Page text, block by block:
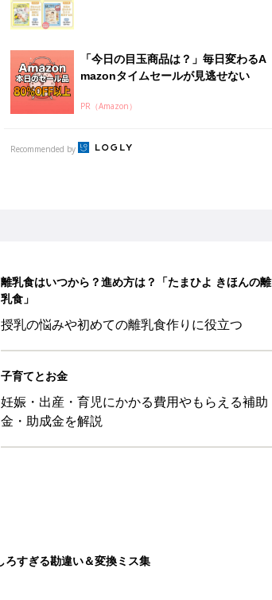
「今日の目玉商品は？」毎日変わるA
mazonタイムセールが見逃せない
PR（Amazon）
Recommended by
離乳食はいつから？進め方は？「たまひよ きほんの離
乳食」
授乳の悩みや初めての離乳食作りに役立つ
子育てとお金
妊娠・出産・育児にかかる費用やもらえる補助
金・助成金を解説
ろすぎる勘違い＆変換ミス集